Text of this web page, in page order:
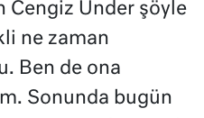
Cengiz Ünder şöyle
ne zaman
Ben de ona
Sonunda bugün